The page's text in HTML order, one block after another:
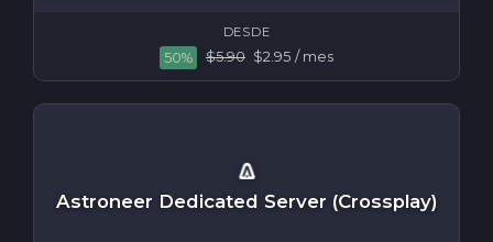
DESDE
50% $5.90 $2.95 / mes
Astroneer Dedicated Server (Crossplay)